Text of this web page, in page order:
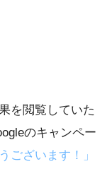
を閲覧していた
のキャンペー
ございます！」